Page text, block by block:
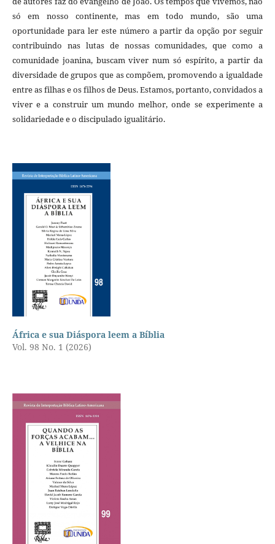
só em nosso continente, mas em todo mundo, são uma
oportunidade para ler este número a partir da opção por seguir
contribuindo nas lutas de nossas comunidades, que como a
comunidade joanina, buscam viver num só espírito, a partir da
diversidade de grupos que as compõem, promovendo a igualdade
entre as filhas e os filhos de Deus. Estamos, portanto, convidados a
viver e a construir um mundo melhor, onde se experimente a
solidariedade e o discipulado igualitário.
África e sua Diáspora leem a Bíblia
Vol. 98 No. 1 (2026)